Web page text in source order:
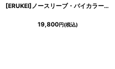
[ERUKEI]ノースリーブ・バイカラー・金ボタン・切替・スリット・タイト・ミニドレス・ワンピース[山崎みどり着用][送料無料]myju
19,800円(税込)